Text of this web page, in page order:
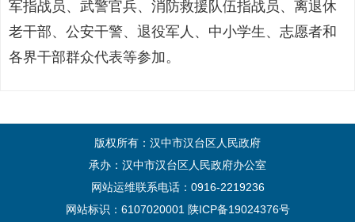
军指战员、武警官兵、消防救援队伍指战员、离退休
老干部、公安干警、退役军人、中小学生、志愿者和
各界干部群众代表等参加。
版权所有：汉中市汉台区人民政府
承办：汉中市汉台区人民政府办公室
网站运维联系电话：0916-2219236
网站标识：6107020001 陕ICP备19024376号